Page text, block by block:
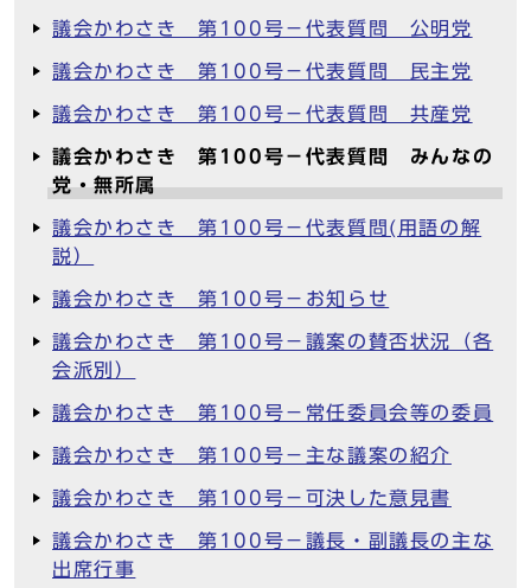
議会かわさき 第100号－代表質問 公明党
議会かわさき 第100号－代表質問 民主党
議会かわさき 第100号－代表質問 共産党
議会かわさき 第100号－代表質問 みんなの
党・無所属
議会かわさき 第100号－代表質問(用語の解
説）
議会かわさき 第100号－お知らせ
議会かわさき 第100号－議案の賛否状況（各
会派別）
議会かわさき 第100号－常任委員会等の委員
議会かわさき 第100号－主な議案の紹介
議会かわさき 第100号－可決した意見書
議会かわさき 第100号－議長・副議長の主な
出席行事